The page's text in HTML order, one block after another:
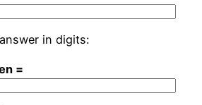
in digits:
=